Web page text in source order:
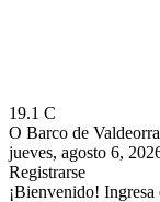
19.1 C
O Barco de
jueves, agosto 6,
Registrarse
¡Bienvenido! Ingresa